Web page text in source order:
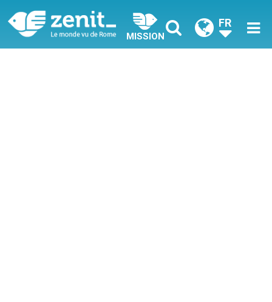
MISSION
FR